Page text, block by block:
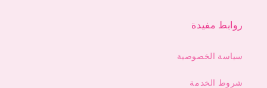
روابط مفيدة
سياسة الخصوصية
شروط الخدمة